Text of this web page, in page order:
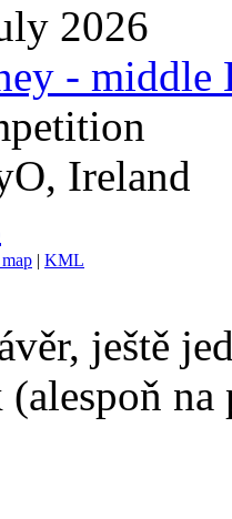
2026
- middle
Ireland
| KML
ještě
na